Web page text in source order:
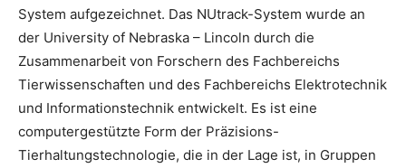
System aufgezeichnet. Das NUtrack-System wurde an
der University of Nebraska – Lincoln durch die
Zusammenarbeit von Forschern des Fachbereichs
Tierwissenschaften und des Fachbereichs Elektrotechnik
und Informationstechnik entwickelt. Es ist eine
computergestützte Form der Präzisions-
Tierhaltungstechnologie, die in der Lage ist, in Gruppen